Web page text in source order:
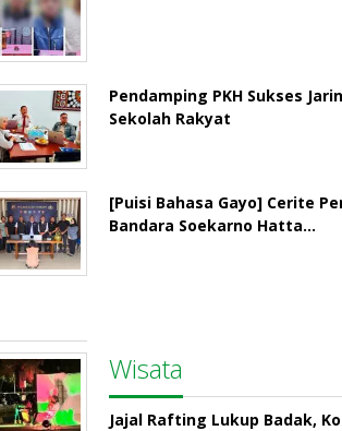
Pendamping PKH Sukses
Sekolah Rakyat
[Puisi Bahasa Gayo] Cerite
Bandara Soekarno Hatta…
Wisata
Jajal Rafting Lukup Badak,